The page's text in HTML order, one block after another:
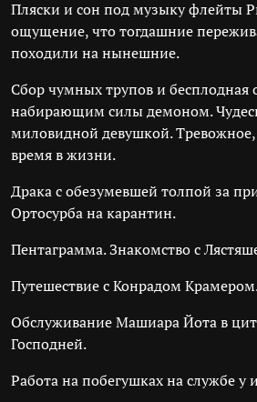
Пляски и сон под музыку флейты
ощущение, что тогдашние
походили на нынешние.
Сбор чумных трупов и бесплодная
набирающим силы демоном.
миловидной девушкой.
время в жизни.
Драка с обезумевшей толпой за
Ортосурба на карантин.
Пентаграмма. Знакомство с
Путешествие с Конрадом
Обслуживание Машиара Йота в
Господней.
Работа на побегушках на службе